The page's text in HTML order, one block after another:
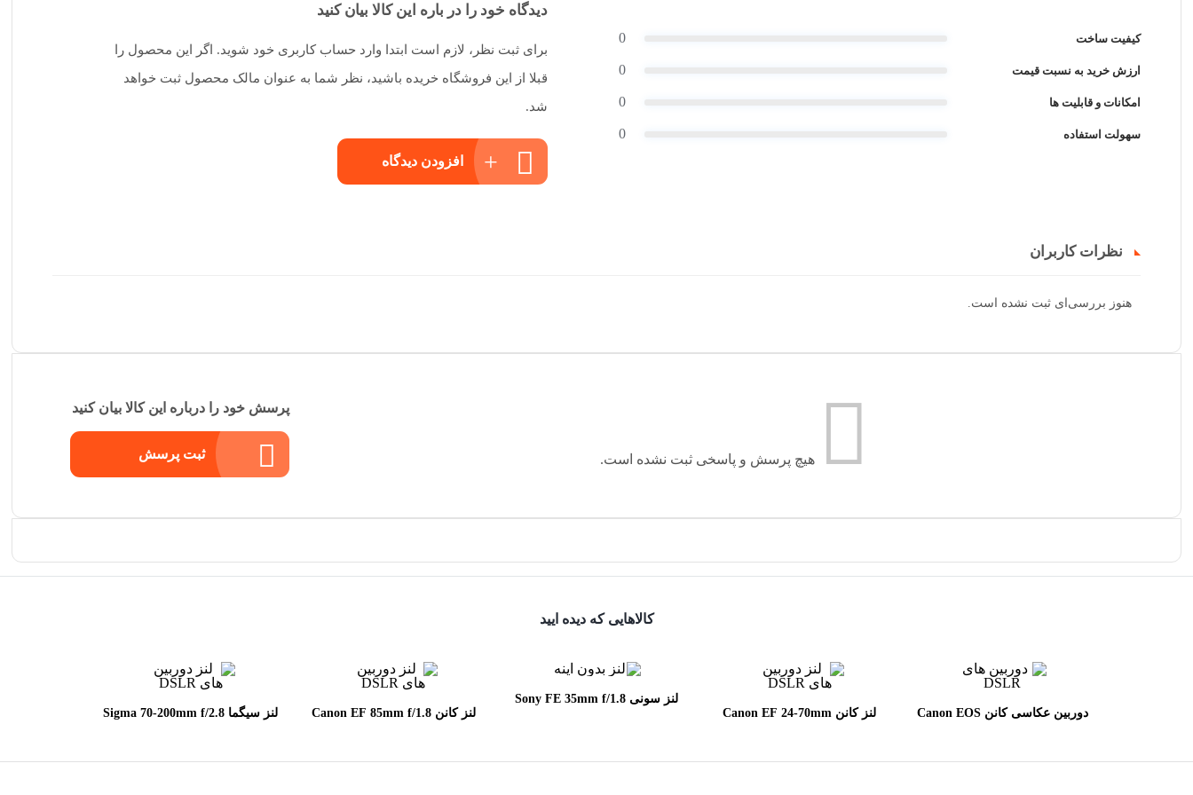
کیفیت ساخت 0
ارزش خرید به نسبت قیمت 0
امکانات و قابلیت ها 0
سهولت استفاده 0
دیدگاه خود را در باره این کالا بیان کنید
برای ثبت نظر، لازم است ابتدا وارد حساب کاربری خود شوید. اگر این محصول را
قبلا از این فروشگاه خریده باشید، نظر شما به عنوان مالک محصول ثبت خواهد
شد.
افزودن دیدگاه
نظرات کاربران
هنوز بررسی‌ای ثبت نشده است.
هیچ پرسش و پاسخی ثبت نشده است.
پرسش خود را درباره این کالا بیان کنید
ثبت پرسش
کالاهایی که دیده ایید
دوربین عکاسی کانن Canon EOS لنز کانن Canon EF 24-70mm
لنز سونی Sony FE 35mm f/1.8
لنز کانن Canon EF 85mm f/1.8
لنز سیگما Sigma 70-200mm f/2.8